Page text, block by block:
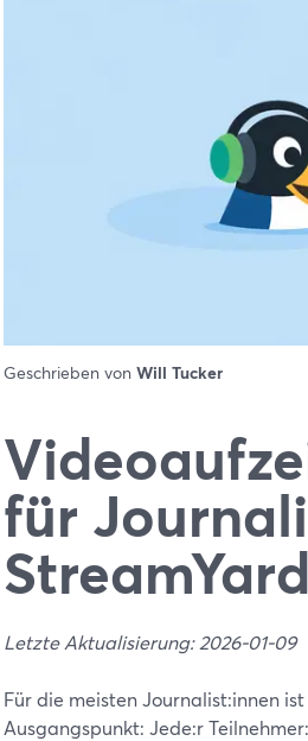
Geschrieben von Will Tucker
für
Letzte Aktualisierung: 2026-01-09
Für die meisten Journalist:innen
Ausgangspunkt: Jede:r